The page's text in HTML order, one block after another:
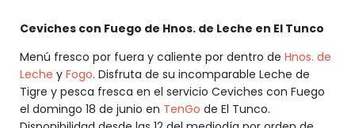
Ceviches con Fuego de Hnos. de Leche en El Tunco
Menú fresco por fuera y caliente por dentro de Hnos. de
Leche y Fogo. Disfruta de su incomparable Leche de
Tigre y pesca fresca en el servicio Ceviches con Fuego
el domingo 18 de junio en TenGo de El Tunco.